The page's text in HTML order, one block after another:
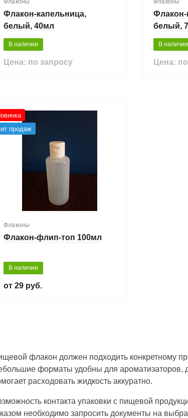
Флаконы
Флакон-капельница,
белый, 40мл
В наличии
Цена: по запросу
Флаконы
Флакон-
белый,
В наличии
Цена:
продаж
Флаконы
Флакон-флип-топ 100мл
В наличии
29 руб.
флакон должен подходить конкретному
форматы удобны для ароматизаторов,
расходовать жидкость аккуратно.
контакта упаковки с пищевой
необходимо запросить документы на